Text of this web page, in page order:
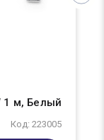
1 м, Белый
Код: 223005